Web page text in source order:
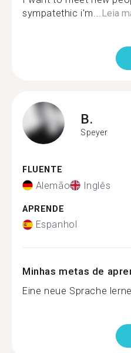
sympatethic i'm...Leia
B.
Speyer
FLUENTE
Alemão Inglês
APRENDE
Espanhol
Minhas metas de
Eine neue Sprache